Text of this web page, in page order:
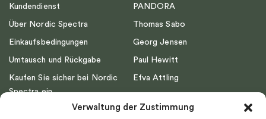
Verwaltung der Zustimmung
Kundendienst
Über Nordic Spectra
Einkaufsbedingungen
Umtausch und Rückgabe
Kaufen Sie sicher bei Nordic
Spectra ein
PANDORA
Thomas Sabo
Georg Jensen
Paul Hewitt
Efva Attling
Drakenberg Sjölin